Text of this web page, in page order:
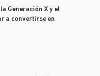
Generación X y el
a convertirse en